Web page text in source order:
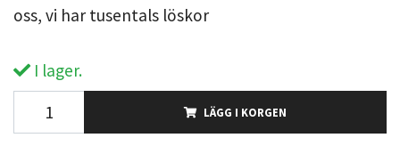
oss, vi har tusentals löskor
I lager.
LÄGG I KORGEN